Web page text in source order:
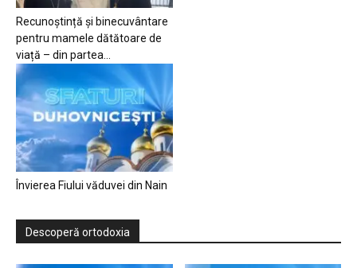
Recunoștință și binecuvântare
pentru mamele dătătoare de
viață – din partea...
Învierea Fiului văduvei din Nain
Descoperă ortodoxia